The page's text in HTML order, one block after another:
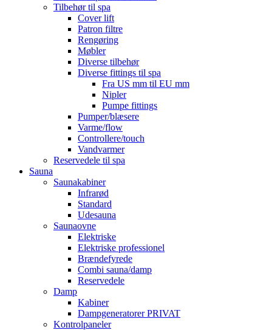
Tilbehør til spa
Cover lift
Patron filtre
Rengøring
Møbler
Diverse tilbehør
Diverse fittings til spa
Fra US mm til EU mm
Nipler
Pumpe fittings
Pumper/blæsere
Varme/flow
Controllere/touch
Vandvarmer
Reservedele til spa
Sauna
Saunakabiner
Infrarød
Standard
Udesauna
Saunaovne
Elektriske
Elektriske professionel
Brændefyrede
Combi sauna/damp
Reservedele
Damp
Kabiner
Dampgeneratorer PRIVAT
Kontrolpaneler